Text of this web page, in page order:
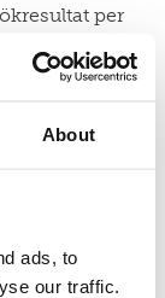
About
ads, to
our traffic.
per
av